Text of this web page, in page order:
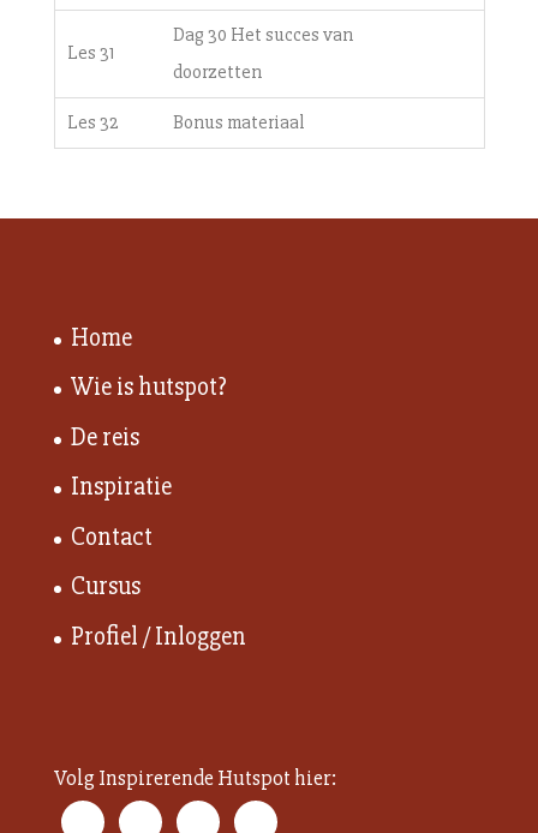
Les 31
Dag 30 Het succes van
doorzetten
Les 32 Bonus materiaal
Home
Wie is hutspot?
De reis
Inspiratie
Contact
Cursus
Profiel / Inloggen
Volg Inspirerende Hutspot hier: